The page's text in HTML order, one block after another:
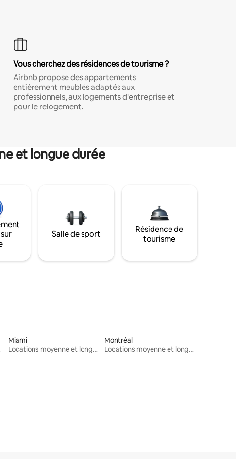
Vous cherchez des résidences de tourisme ?
Airbnb propose des appartements
entièrement meublés adaptés aux
professionnels, aux logements d'entreprise et
pour le relogement.
et longue durée
Salle de sport
Résidence de
tourisme
Miami
Locations moyenne et longue durée
Montréal
Locations moyenne et longue durée